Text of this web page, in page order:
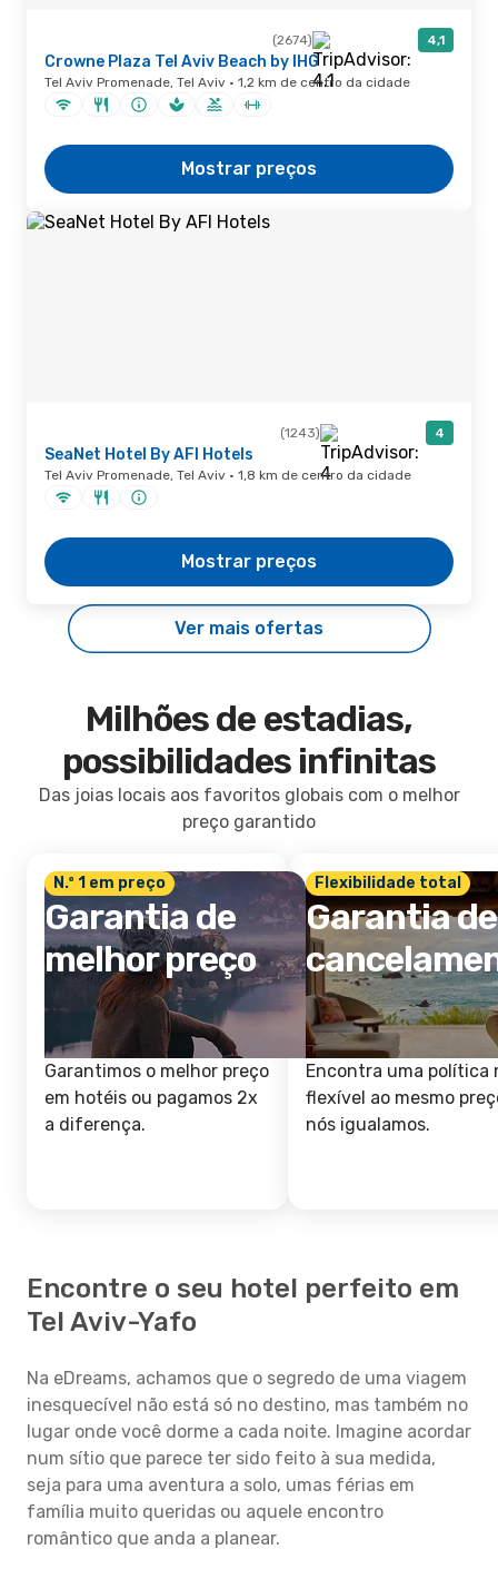
(2674) 4,1
Crowne Plaza Tel Aviv Beach by IHG
Tel Aviv Promenade, Tel Aviv · 1,2 km de centro da cidade
Mostrar preços
(1243) 4
SeaNet Hotel By AFI Hotels
Tel Aviv Promenade, Tel Aviv · 1,8 km de centro da cidade
Mostrar preços
Ver mais ofertas
Milhões de estadias,
possibilidades infinitas
Das joias locais aos favoritos globais com o melhor
preço garantido
N.º 1 em preço
Garantia de
melhor preço
Garantimos o melhor preço
em hotéis ou pagamos 2x
a diferença.
Flexibilidade total
Garantia de
Encontra uma política
flexível ao mesmo
nós igualamos.
Encontre o seu hotel perfeito em
Tel Aviv-Yafo
Na eDreams, achamos que o segredo de uma viagem
inesquecível não está só no destino, mas também no
lugar onde você dorme a cada noite. Imagine acordar
num sítio que parece ter sido feito à sua medida,
seja para uma aventura a solo, umas férias em
família muito queridas ou aquele encontro
romântico que anda a planear.